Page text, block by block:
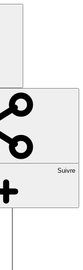
Suivre
Localmed AG